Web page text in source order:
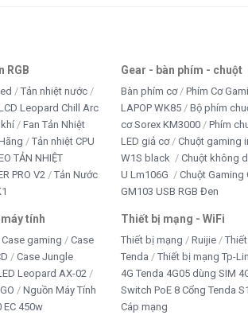
RGB
Tản nhiệt nước
Leopard Chill Arc
Fan Tản Nhiệt
Tản nhiệt CPU
TẢN NHIỆT
PRO V2
Tản Nước
tính
Case gaming
Case
Case Jungle
Leopard AX-02
Nguồn Máy Tính
EC 450w
Gear - bàn phím - chuột
Bàn phím cơ
Phím Cơ
LAPOP WK85
Bộ phím
cơ Sorex KM3000
Phím
LED giả cơ
Chuột gaming
W1S black
Chuột không
U Lm106G
Chuột Gaming
GM103 USB RGB Đen
Thiết bị mạng - WiFi
Thiết bị mạng Ruijie
Tenda
Thiết bị mạng Tp-
4G Tenda 4G05 dùng SIM
Switch PoE 8 Cổng Tenda
Cáp mạng